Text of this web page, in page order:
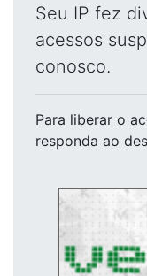
Seu IP fez
acessos
conosco.
Para liberar o
responda ao